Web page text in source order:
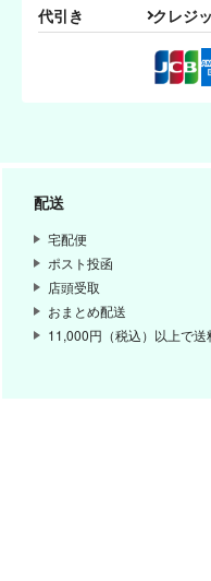
代引き クレジ
配送
宅配便
ポスト投函
店頭受取
おまとめ配送
11,000円（税込）以上で送